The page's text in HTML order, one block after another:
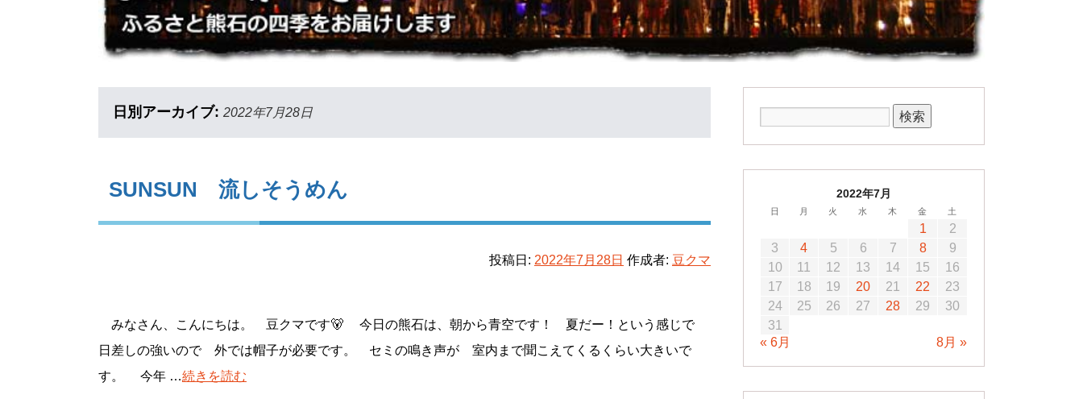
日別アーカイブ: 2022年7月28日
SUNSUN 流しそうめん
投稿日: 2022年7月28日 作成者: 豆クマ
みなさん、こんにちは。 豆クマです🐻 今日の熊石は、朝から青空です！ 夏だー！という感じで
日差しの強いので 外では帽子が必要です。 セミの鳴き声が 室内まで聞こえてくるくらい大きいで
す。 今年 …続きを読む
2022年7月
日 月 火 水 木 金 土
1
2
3
4 5 6 7 8
9
10
11 12 13 14 15
16
17
18 19 20 21 22
23
24
25 26 27 28 29
30
31
« 6月
8月 »